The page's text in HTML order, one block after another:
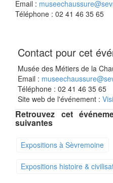
Email :
Téléphone : 02 41 46 35 65
Contact pour cet
Musée des Métiers de la
Email :
Téléphone : 02 41 46 35 65
Site web de l'événement :
Retrouvez cet
suivantes
Expositions à Sèvremoine
Expositions histoire &